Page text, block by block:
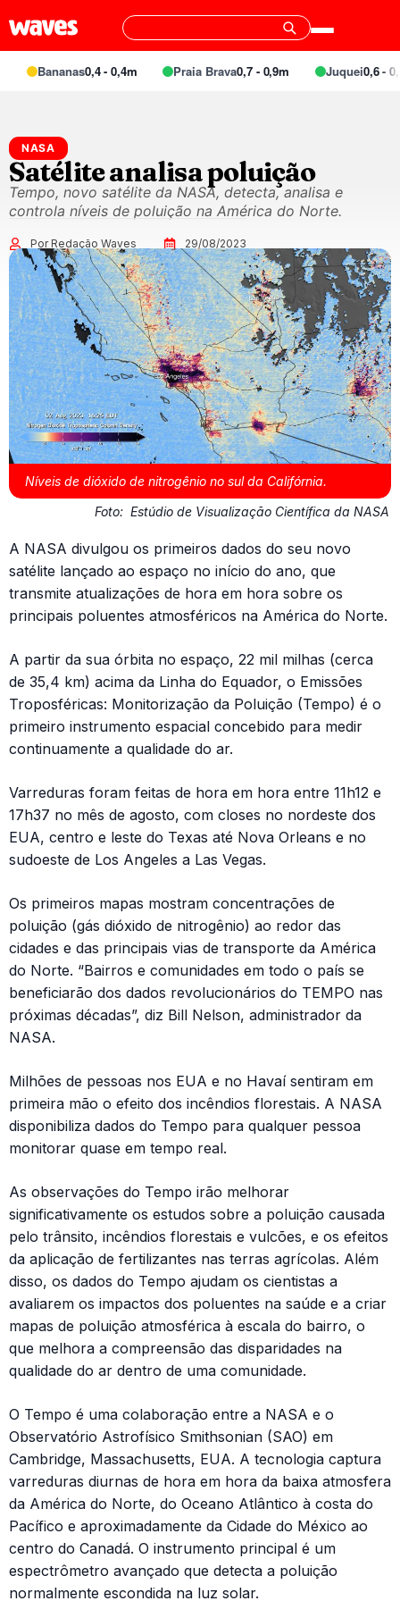
Bananas0,4 - 0,4m Praia Brava0,7 - 0,9m Juquei0,6 -
NASA
Satélite analisa poluição
Tempo, novo satélite da NASA, detecta, analisa e
controla níveis de poluição na América do Norte.
Por Redação Waves 29/08/2023
Níveis de dióxido de nitrogênio no sul da Califórnia.
Foto: Estúdio de Visualização Científica da NASA
A NASA divulgou os primeiros dados do seu novo
satélite lançado ao espaço no início do ano, que
transmite atualizações de hora em hora sobre os
principais poluentes atmosféricos na América do Norte.
A partir da sua órbita no espaço, 22 mil milhas (cerca
de 35,4 km) acima da Linha do Equador, o Emissões
Troposféricas: Monitorização da Poluição (Tempo) é o
primeiro instrumento espacial concebido para medir
continuamente a qualidade do ar.
Varreduras foram feitas de hora em hora entre 11h12 e
17h37 no mês de agosto, com closes no nordeste dos
EUA, centro e leste do Texas até Nova Orleans e no
sudoeste de Los Angeles a Las Vegas.
Os primeiros mapas mostram concentrações de
poluição (gás dióxido de nitrogênio) ao redor das
cidades e das principais vias de transporte da América
do Norte. “Bairros e comunidades em todo o país se
beneficiarão dos dados revolucionários do TEMPO nas
próximas décadas”, diz Bill Nelson, administrador da
NASA.
Milhões de pessoas nos EUA e no Havaí sentiram em
primeira mão o efeito dos incêndios florestais. A NASA
disponibiliza dados do Tempo para qualquer pessoa
monitorar quase em tempo real.
As observações do Tempo irão melhorar
significativamente os estudos sobre a poluição causada
pelo trânsito, incêndios florestais e vulcões, e os efeitos
da aplicação de fertilizantes nas terras agrícolas. Além
disso, os dados do Tempo ajudam os cientistas a
avaliarem os impactos dos poluentes na saúde e a criar
mapas de poluição atmosférica à escala do bairro, o
que melhora a compreensão das disparidades na
qualidade do ar dentro de uma comunidade.
O Tempo é uma colaboração entre a NASA e o
Observatório Astrofísico Smithsonian (SAO) em
Cambridge, Massachusetts, EUA. A tecnologia captura
varreduras diurnas de hora em hora da baixa atmosfera
da América do Norte, do Oceano Atlântico à costa do
Pacífico e aproximadamente da Cidade do México ao
centro do Canadá. O instrumento principal é um
espectrômetro avançado que detecta a poluição
normalmente escondida na luz solar.